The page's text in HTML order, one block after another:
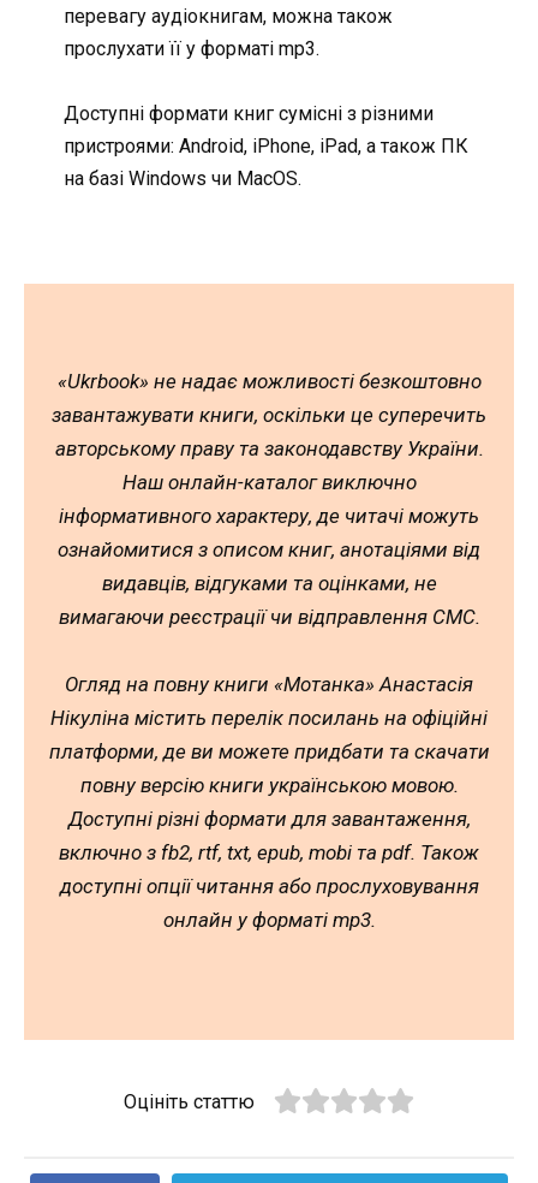
перевагу аудіокнигам, можна також
прослухати її у форматі mp3.
Доступні формати книг сумісні з різними
пристроями: Android, iPhone, iPad, а також ПК
на базі Windows чи MacOS.
«Ukrbook» не надає можливості безкоштовно
завантажувати книги, оскільки це суперечить
авторському праву та законодавству України.
Наш онлайн-каталог виключно
інформативного характеру, де читачі можуть
ознайомитися з описом книг, анотаціями від
видавців, відгуками та оцінками, не
вимагаючи реєстрації чи відправлення СМС.
Огляд на повну книги «Мотанка» Анастасія
Нікуліна містить перелік посилань на офіційні
платформи, де ви можете придбати та скачати
повну версію книги українською мовою.
Доступні різні формати для завантаження,
включно з fb2, rtf, txt, epub, mobi та pdf. Також
доступні опції читання або прослуховування
онлайн у форматі mp3.
Оцініть статтю